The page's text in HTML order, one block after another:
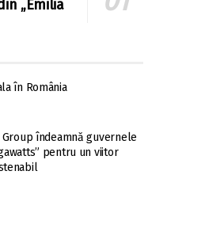
„Emilia
în România
Group îndeamnă guvernele
pentru un viitor